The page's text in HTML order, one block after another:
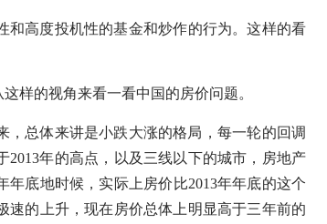
和高度投机性的基金和炒作的行为。这样的看
样的视角来看一看中国的房价问题。
，总体来讲是小跌大涨的格局，每一轮的回调
年的高点，以及三线以下的城市，房地产
底地时候，实际上房价比2013年年底的这个
的上升，现在房价总体上明显高于三年前的